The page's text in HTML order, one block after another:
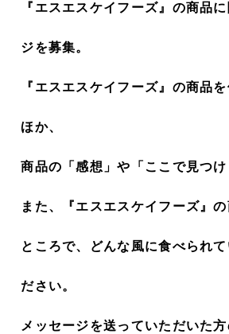
『エスエスケイフーズ』の商品
ジを募集。
『エスエスケイフーズ』の商品
ほか、
商品の「感想」や「ここで見つけ
また、『エスエスケイフーズ』
ところで、どんな風に食べられて
ださい。
メッセージを送っていただいた